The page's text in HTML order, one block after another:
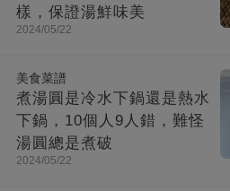
樣，保證湯鮮味美
2024/05/22
美食菜譜
煮湯圓是冷水下鍋還是熱水
下鍋，10個人9人錯，難怪
湯圓總是煮破
2024/05/22